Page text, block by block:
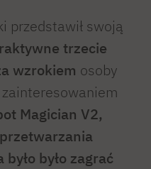
przedstawił swoją
trzecie
wzrokiem osoby
Magician V2,
było zagrać